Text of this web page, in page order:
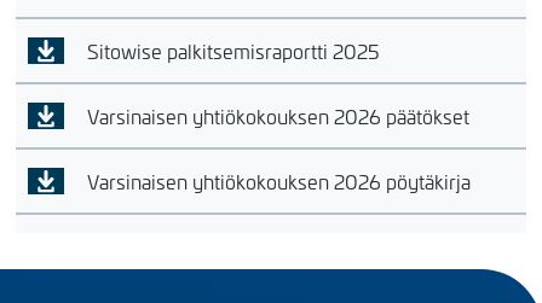
Sitowise palkitsemisraportti 2025
Varsinaisen yhtiökokouksen 2026 päätökset
Varsinaisen yhtiökokouksen 2026 pöytäkirja